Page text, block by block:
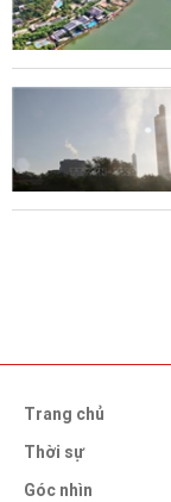
Trang chủ
Thời sự
Góc nhìn